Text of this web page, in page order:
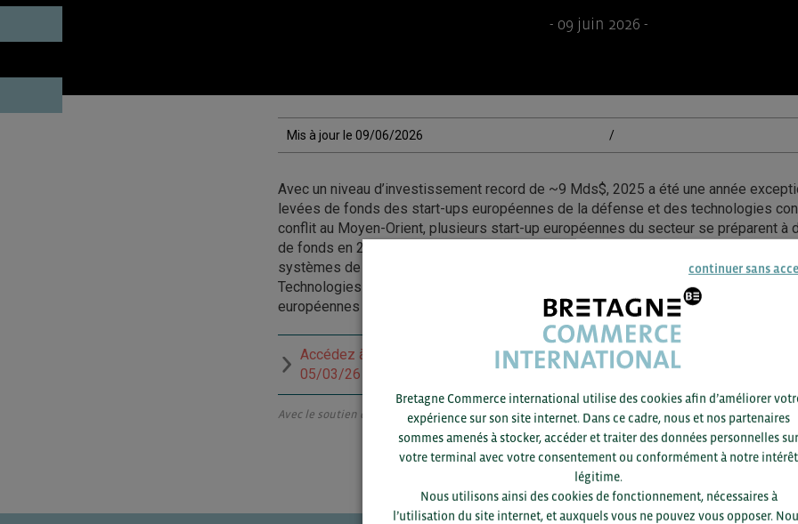
- 09 juin 2026 -
Mis à jour le 09/06/2026 /
Avec un niveau d’investissement record de ~9 Mds$, 2025 a été une année
levées de fonds des start-ups européennes de la défense et des technologies
conflit au Moyen-Orient, plusieurs start-up européennes du secteur se préparent à
de fonds en 2026, notamment la start-up estonienne Frankenburg Technologies,
systèmes de missiles anti-drones à bas coût basés sur l’IA, ainsi que les groupes
Technologies et Quantum Systems. À noter que la part des investisseurs
européennes de la défense a atteint ~33% des investissements en 2025.
Accédez à la ressource : The Financial Times – Sylvia Pfeifer, Laura Pitel &
05/03/26
Avec le soutien du Crédit Agricole | Sponsor BCI 2026
continuer sans
Bretagne Commerce international utilise des cookies afin d’améliorer
expérience sur son site internet. Dans ce cadre, nous et nos partenaires
sommes amenés à stocker, accéder et traiter des données personnelles sur
votre terminal avec votre consentement ou conformément à notre intérêt
légitime.
Nous utilisons ainsi des cookies de fonctionnement, nécessaires à
l’utilisation du site internet, et auxquels vous ne pouvez vous opposer.